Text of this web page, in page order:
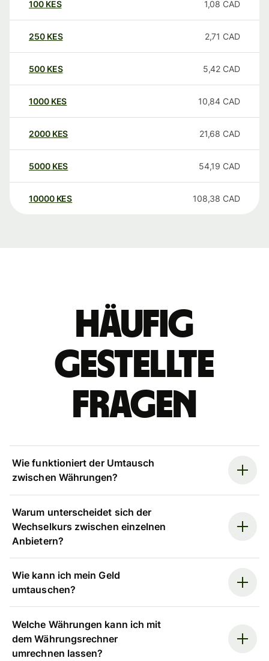
100 KES 1,08 CAD
250 KES 2,71 CAD
500 KES 5,42 CAD
1000 KES 10,84 CAD
2000 KES 21,68 CAD
5000 KES 54,19 CAD
10000 KES 108,38 CAD
Häufig
gestellte
Fragen
Wie funktioniert der Umtausch
zwischen Währungen?
Warum unterscheidet sich der
Wechselkurs zwischen einzelnen
Anbietern?
Wie kann ich mein Geld
umtauschen?
Welche Währungen kann ich mit
dem Währungsrechner
umrechnen lassen?